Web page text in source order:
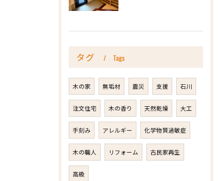
タグ Tags
木の家 無垢材 震災 支援 石川
注文住宅 木の香り 天然乾燥 大工
手刻み アレルギー 化学物質過敏症
木の職人 リフォーム 古民家再生
高級